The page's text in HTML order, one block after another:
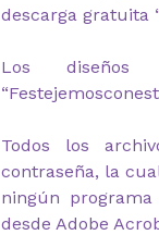
descarga gratuita
Los
Todos los
contraseña, la
ningún
desde Adobe